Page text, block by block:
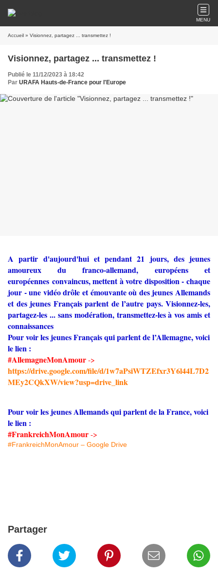
MENU
Accueil » Visionnez, partagez ... transmettez !
Visionnez, partagez ... transmettez !
Publié le 11/12/2023 à 18:42
Par URAFA Hauts-de-France pour l'Europe
A partir d'aujourd'hui et pendant 21 jours, des jeunes
amoureux du franco-allemand, européens et
européennes convaincus, mettent à votre disposition - chaque
jour - une vidéo drôle et émouvante où des jeunes Allemands
et des jeunes Français parlent de l’autre pays. Visionnez-les,
partagez-les ... sans modération, transmettez-les à vos amis et
connaissances
Pour voir les jeunes Français qui parlent de l’Allemagne, voici
le lien :
#AllemagneMonAmour->
https://drive.google.com/file/d/1w7aPsiWTZEfxr3Y6l44L7D2
MEy2CQkXW/view?usp=drive_link
Pour voir les jeunes Allemands qui parlent de la France, voici
le lien :
#FrankreichMonAmour->
#FrankreichMonAmour – Google Drive
Partager